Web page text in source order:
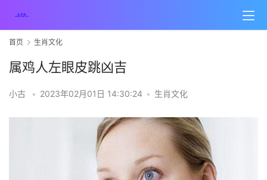
首页 生肖文化
属鸡人左眼皮跳凶吉
小古 • 2023年02月01日 14:30:24 • 生肖文化